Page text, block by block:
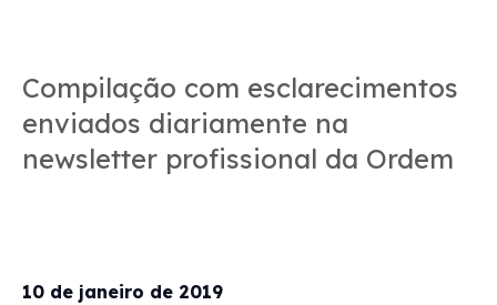
Compilação com esclarecimentos
enviados diariamente na
newsletter profissional da Ordem
10 de janeiro de 2019